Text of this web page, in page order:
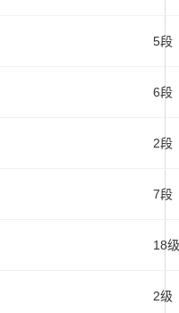
5段
6段
2段
7段
18级
2级